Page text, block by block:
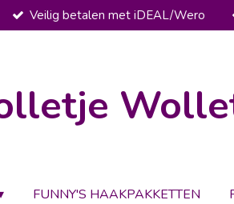
Veilig betalen met iDEAL/Wero
FUNNY'S HAAKPAKKETTEN